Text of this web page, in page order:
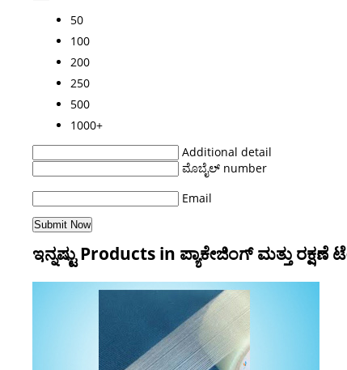
50
100
200
250
500
1000+
Additional detail
ಮೊಬೈಲ್ number
Email
ಇನ್ನಷ್ಟು Products in ಪ್ಯಾಕೇಜಿಂಗ್ ಮತ್ತು